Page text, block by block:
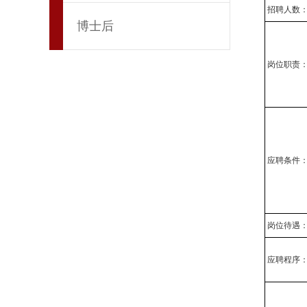
博士后
招聘人数
岗位职责
应聘条件
岗位待遇
应聘程序